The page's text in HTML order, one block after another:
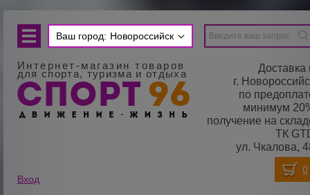
Ваш город: Новороссийск
Интернет-магазин товаров
для спорта, туризма и отдыха
Доставка
г.
по
минимум
получение на
ТК
ул. Чкалова,
Вход